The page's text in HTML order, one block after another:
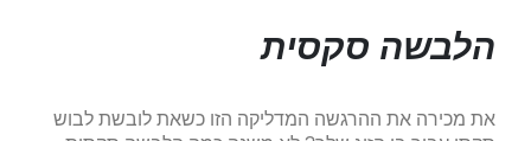
הלבשה סקסית
את מכירה את ההרגשה המדליקה הזו כשאת לובשת לבוש